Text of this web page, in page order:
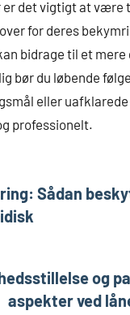
er det vigtigt at være
for deres
bidrage til et
bør du løbende
eller
professionelt.
Sådan
og
aspekter ved